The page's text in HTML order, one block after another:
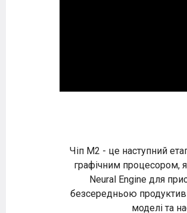
Чіп M2 - це наступний
графічним процесором,
Neural Engine для
безсередньою
моделі та